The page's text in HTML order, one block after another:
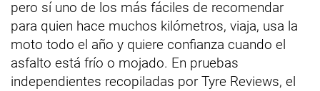
pero sí uno de los más fáciles de recomendar
para quien hace muchos kilómetros, viaja, usa la
moto todo el año y quiere confianza cuando el
asfalto está frío o mojado. En pruebas
independientes recopiladas por Tyre Reviews, el